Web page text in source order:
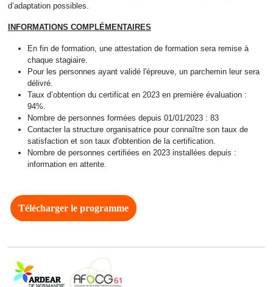
d’adaptation possibles.
INFORMATIONS COMPLÉMENTAIRES
En fin de formation, une attestation de formation sera remise à
chaque stagiaire.
Pour les personnes ayant validé l'épreuve, un parchemin leur sera
délivré.
Taux d’obtention du certificat en 2023 en première évaluation :
94%.
Nombre de personnes formées depuis 01/01/2023 : 83
Contacter la structure organisatrice pour connaître son taux de
satisfaction et son taux d'obtention de la certification.
Nombre de personnes certifiées en 2023 installées depuis :
information en attente.
Télécharger le programme